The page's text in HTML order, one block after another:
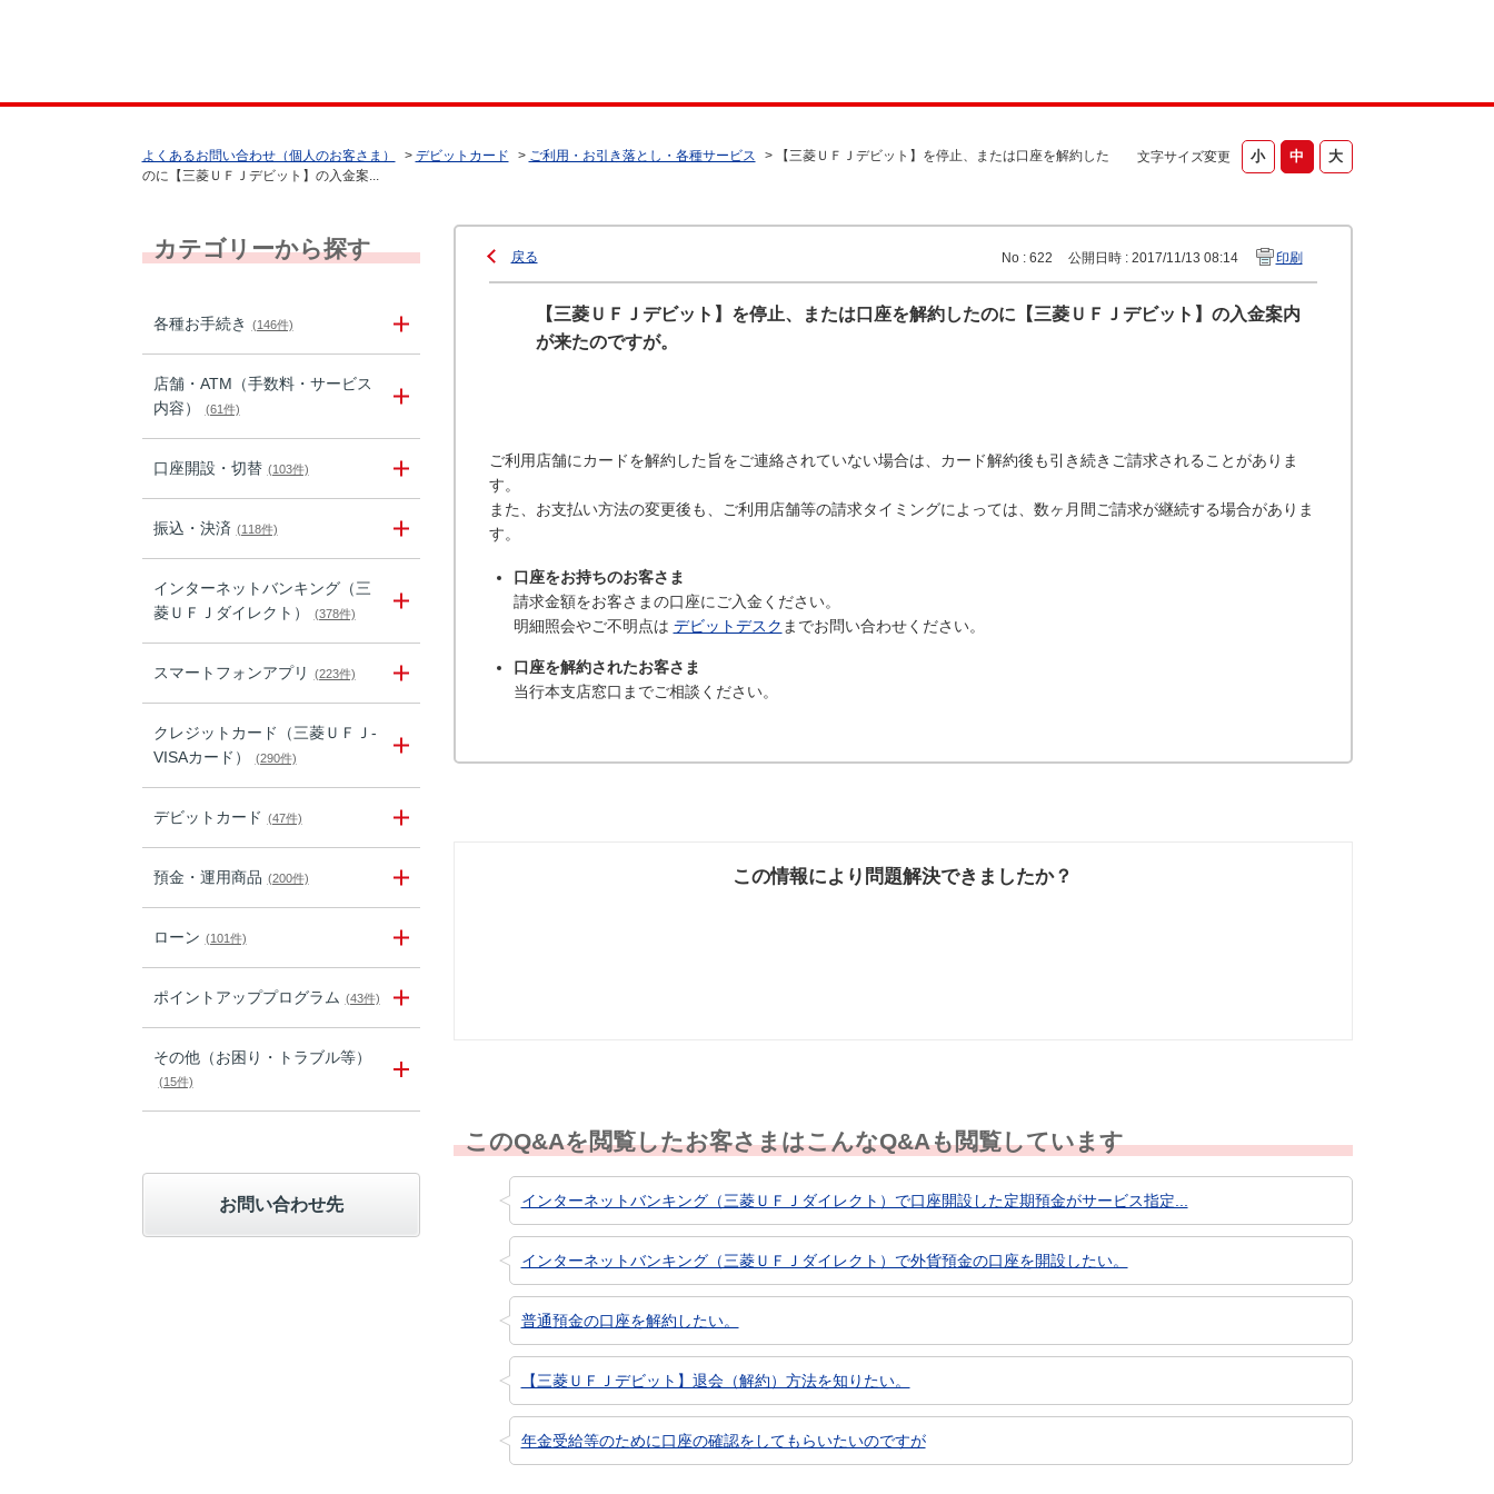
文字サイズ変更
よくあるお問い合わせ（個人のお客さま） > デビットカード > ご利用・お引き落とし・各種サービス >
【三菱ＵＦＪデビット】を停止、または口座を解約した
のに【三菱ＵＦＪデビット】の入金案...
カテゴリーから探す
各種お手続き (146件)
店舗・ATM（手数料・サービス
内容）
(61件)
口座開設・切替 (103件)
振込・決済 (118件)
インターネットバンキング（三
菱ＵＦＪダイレクト）
(378件)
スマートフォンアプリ (223件)
クレジットカード（三菱ＵＦＪ-
VISAカード）
(290件)
デビットカード (47件)
預金・運用商品 (200件)
ローン (101件)
ポイントアッププログラム (43件)
その他（お困り・トラブル等）
(15件)
お問い合わせ先
戻る No : 622 公開日時 : 2017/11/13 08:14 印刷
【三菱ＵＦＪデビット】を停止、または口座を解約したのに【三菱ＵＦＪデビット】の入金案内
が来たのですが。
ご利用店舗にカードを解約した旨をご連絡されていない場合は、カード解約後も引き続きご請求されることがありま
す。
また、お支払い方法の変更後も、ご利用店舗等の請求タイミングによっては、数ヶ月間ご請求が継続する場合がありま
す。
口座をお持ちのお客さま
請求金額をお客さまの口座にご入金ください。
明細照会やご不明点は デビットデスク までお問い合わせください。
口座を解約されたお客さま
当行本支店窓口までご相談ください。
この情報により問題解決できましたか？
このQ&Aを閲覧したお客さまはこんなQ&Aも閲覧しています
インターネットバンキング（三菱ＵＦＪダイレクト）で口座開設した定期預金がサービス指定...
インターネットバンキング（三菱ＵＦＪダイレクト）で外貨預金の口座を開設したい。
普通預金の口座を解約したい。
【三菱ＵＦＪデビット】退会（解約）方法を知りたい。
年金受給等のために口座の確認をしてもらいたいのですが